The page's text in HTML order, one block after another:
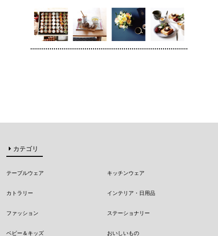
カテゴリ
テーブルウェア キッチンウェア
カトラリー インテリア・日用品
ファッション ステーショナリー
ベビー＆キッズ おいしいもの